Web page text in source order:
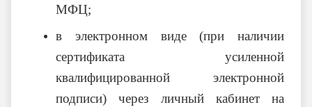
МФЦ;
в электронном виде (при наличии
сертификата усиленной
квалифицированной электронной
подписи) через личный кабинет на